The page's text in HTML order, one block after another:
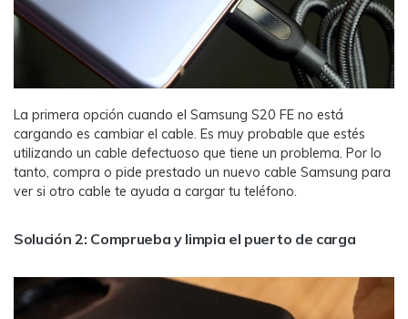
La primera opción cuando el Samsung S20 FE no está
cargando es cambiar el cable. Es muy probable que estés
utilizando un cable defectuoso que tiene un problema. Por lo
tanto, compra o pide prestado un nuevo cable Samsung para
ver si otro cable te ayuda a cargar tu teléfono.
Solución 2: Comprueba y limpia el puerto de carga